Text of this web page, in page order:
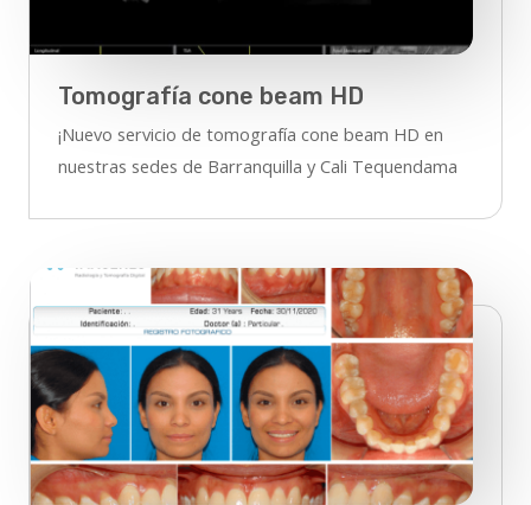
Tomografía cone beam HD
¡Nuevo servicio de tomografía cone beam HD en
nuestras sedes de Barranquilla y Cali Tequendama